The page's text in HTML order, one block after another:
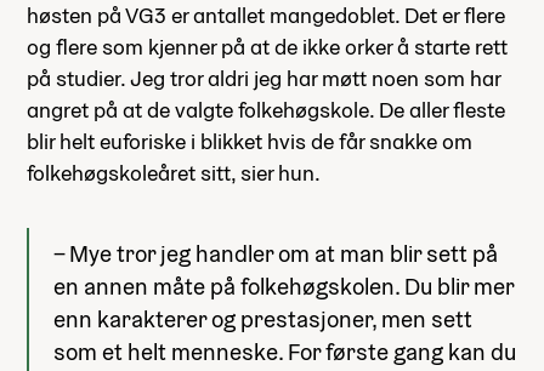
høsten på VG3 er antallet mangedoblet. Det er flere
og flere som kjenner på at de ikke orker å starte rett
på studier. Jeg tror aldri jeg har møtt noen som har
angret på at de valgte folkehøgskole. De aller fleste
blir helt euforiske i blikket hvis de får snakke om
folkehøgskoleåret sitt, sier hun.
– Mye tror jeg handler om at man blir sett på
en annen måte på folkehøgskolen. Du blir mer
enn karakterer og prestasjoner, men sett
som et helt menneske. For første gang kan du